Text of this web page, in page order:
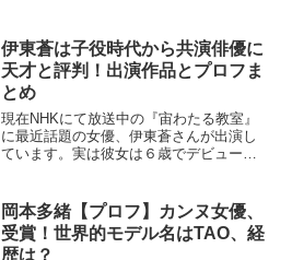
ても、一人で広い畑で農産物を生産し、
販売・経営もしているの...
伊東蒼は子役時代から共演俳優に
天才と評判！出演作品とプロフま
とめ
現在NHKにて放送中の『宙わたる教室』
に最近話題の女優、伊東蒼さんが出演し
ています。実は彼女は６歳でデビュー
人の女優さんとなった現在も、出演する
ドラマ・映画で同業の俳優...
岡本多緒【プロフ】カンヌ女優、
受賞！世界的モデル名はTAO、経
歴は？